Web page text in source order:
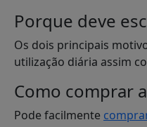
Porque deve
Os dois principais
utilização diária assim
Como comprar
Pode facilmente